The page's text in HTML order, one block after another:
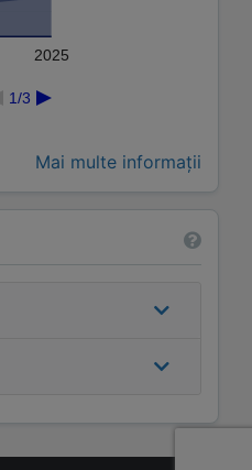
1/3
2025
Mai multe informații